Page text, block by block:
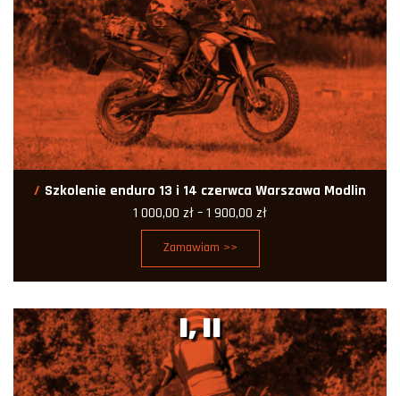
Szkolenie enduro 13 i 14 czerwca Warszawa Modlin
1 000,00 zł–1 900,00 złZakres
do
900,00 zł
Zamawiam >>
I, II